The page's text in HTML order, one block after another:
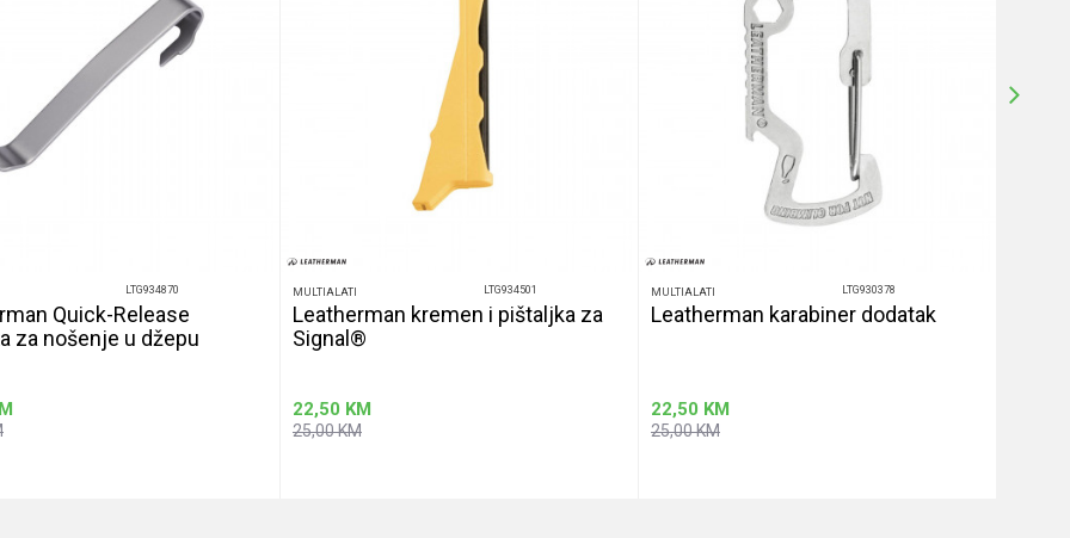
LTG934870
Quick-Release
za nošenje u džepu
MULTIALATI LTG934501
Leatherman kremen i pištaljka za
Signal®
22,50 KM
25,00KM
MULTIALATI LTG930378
Leatherman karabiner dodatak
22,50 KM
25,00KM